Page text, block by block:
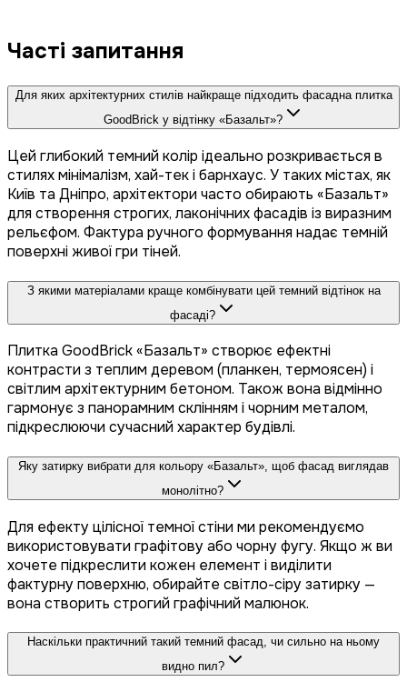
Часті запитання
Для яких архітектурних стилів найкраще підходить фасадна плитка
GoodBrick у відтінку «Базальт»?
Цей глибокий темний колір ідеально розкривається в
стилях мінімалізм, хай-тек і барнхаус. У таких містах, як
Київ та Дніпро, архітектори часто обирають «Базальт»
для створення строгих, лаконічних фасадів із виразним
рельєфом. Фактура ручного формування надає темній
поверхні живої гри тіней.
З якими матеріалами краще комбінувати цей темний відтінок на
фасаді?
Плитка GoodBrick «Базальт» створює ефектні
контрасти з теплим деревом (планкен, термоясен) і
світлим архітектурним бетоном. Також вона відмінно
гармонує з панорамним склінням і чорним металом,
підкреслюючи сучасний характер будівлі.
Яку затирку вибрати для кольору «Базальт», щоб фасад виглядав
монолітно?
Для ефекту цілісної темної стіни ми рекомендуємо
використовувати графітову або чорну фугу. Якщо ж ви
хочете підкреслити кожен елемент і виділити
фактурну поверхню, обирайте світло-сіру затирку —
вона створить строгий графічний малюнок.
Наскільки практичний такий темний фасад, чи сильно на ньому
видно пил?